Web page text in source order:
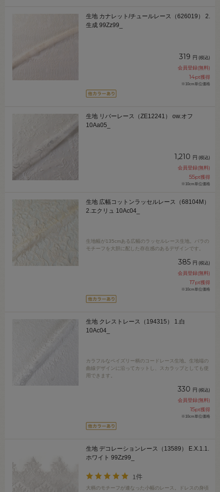
生地 カナレット/チュールレース（626019） 2.
生成 99Zz99_
319 円 (税込)
会員登録(無料)
14pt獲得
※10cm単位価格
生地 リバーレース（ZE12241） ow.オフ
10Aa05_
1,210 円 (税込)
会員登録(無料)
55pt獲得
※10cm単位価格
生地 広幅コットンラッセルレース（68104M）
2.エクリュ 10Ac04_
生地幅が135cmある広幅のラッセルレース生地。バラの
モチーフを大胆に配した存在感のあるデザインです。
385 円 (税込)
会員登録(無料)
17pt獲得
※10cm単位価格
生地 クレストレース（194315） 1.白
10Ac04_
カラフルなペイズリー柄のコードレース生地。生地端の
曲線デザインに沿ってカットし、スカラップとしても使
用できます。
330 円 (税込)
会員登録(無料)
15pt獲得
※10cm単位価格
生地 デコレーションレース（13589） E.X.1.1.
ホワイト 99Zz99_
1件
大柄のモチーフが連なった小幅のレース。ドレスの身頃